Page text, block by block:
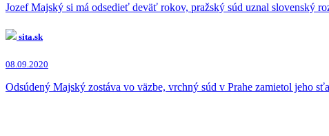
Jozef Majský si má odsedieť deväť rokov, pražský súd uznal slovenský
sita.sk
08.09.2020
Odsúdený Majský zostáva vo väzbe, vrchný súd v Prahe zamietol jeho